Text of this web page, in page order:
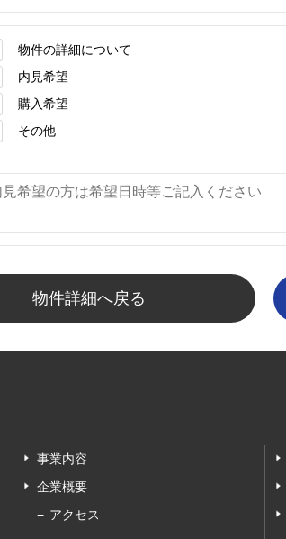
物件の詳細について
内見希望
購入希望
その他
物件詳細へ戻る
事業内容
企業概要
アクセス